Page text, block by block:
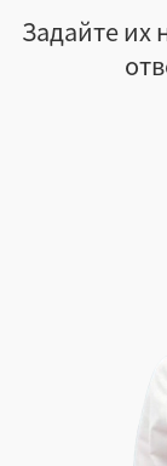
Задайте их